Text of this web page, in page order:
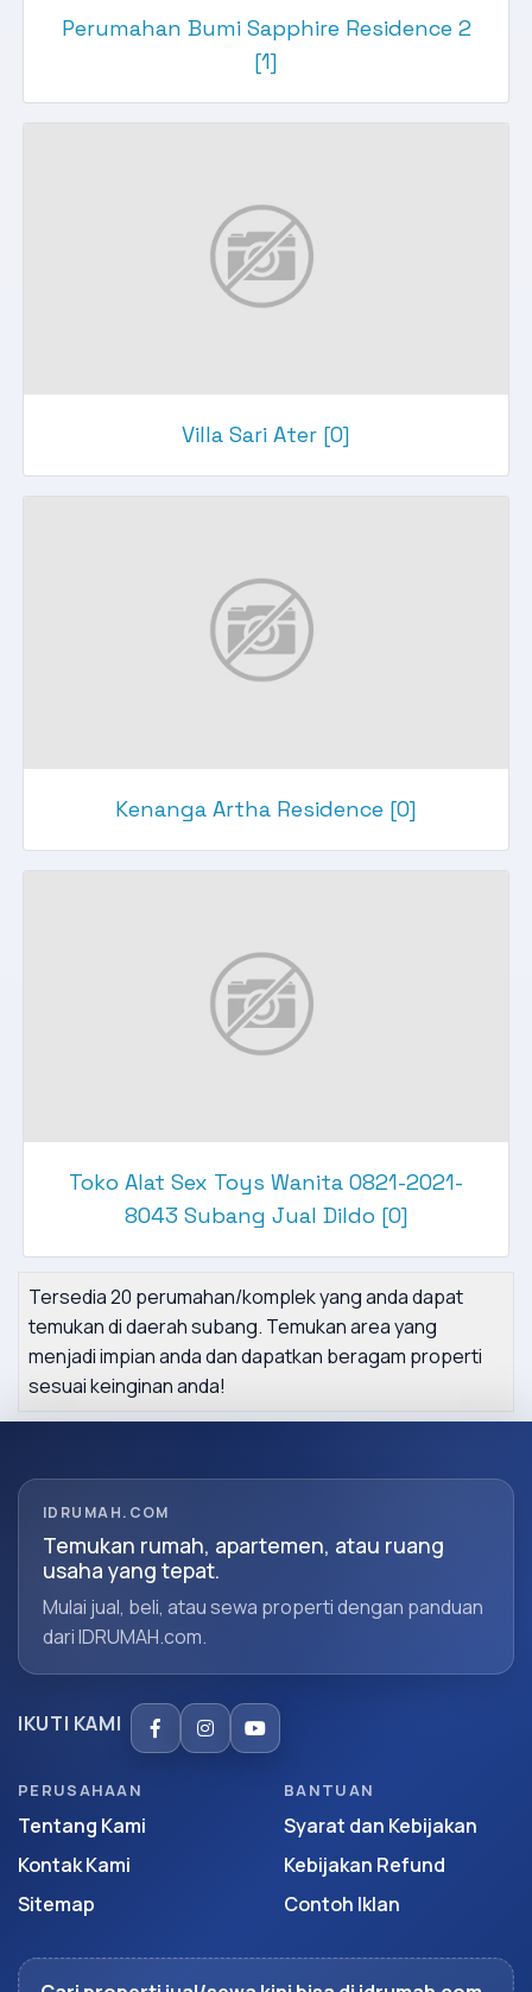
Perumahan Bumi Sapphire Residence 2
[1]
Villa Sari Ater [0]
Kenanga Artha Residence [0]
Toko Alat Sex Toys Wanita 0821-2021-
8043 Subang Jual Dildo [0]
Tersedia 20 perumahan/komplek yang anda dapat
temukan di daerah subang. Temukan area yang
menjadi impian anda dan dapatkan beragam properti
sesuai keinginan anda!
IDRUMAH.COM
Temukan rumah, apartemen, atau ruang
usaha yang tepat.
Mulai jual, beli, atau sewa properti dengan panduan
dari IDRUMAH.com.
IKUTI KAMI
PERUSAHAAN
Tentang Kami
Kontak Kami
Sitemap
BANTUAN
Syarat dan Kebijakan
Kebijakan Refund
Contoh Iklan